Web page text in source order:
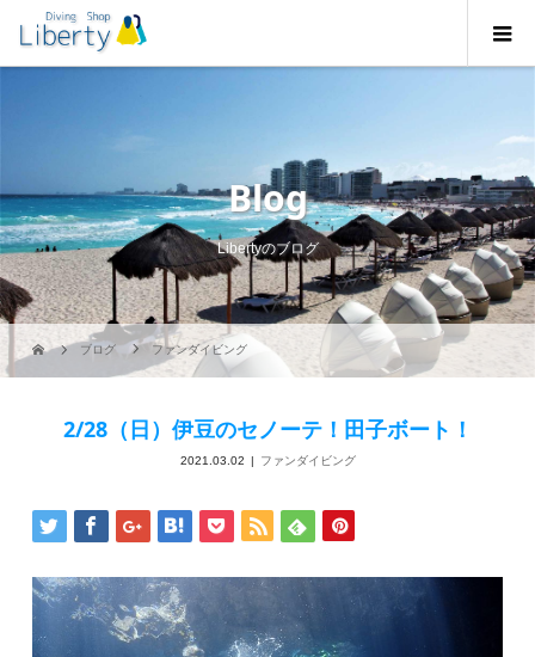
Blog
Libertyのブログ
ブログ ファンダイビング
2/28（日）伊豆のセノーテ！田子ボート！
2021.03.02 ファンダイビング